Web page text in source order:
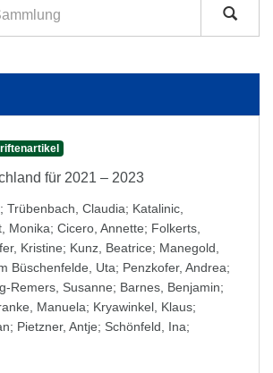
für 2021 – 2023
; Trübenbach, Claudia; Katalinic,
Monika; Cicero, Annette; Folkerts,
Kristine; Kunz, Beatrice; Manegold,
Büschenfelde, Uta; Penzkofer, Andrea;
Remers, Susanne; Barnes, Benjamin;
Manuela; Kryawinkel, Klaus;
; Pietzner, Antje; Schönfeld, Ina;